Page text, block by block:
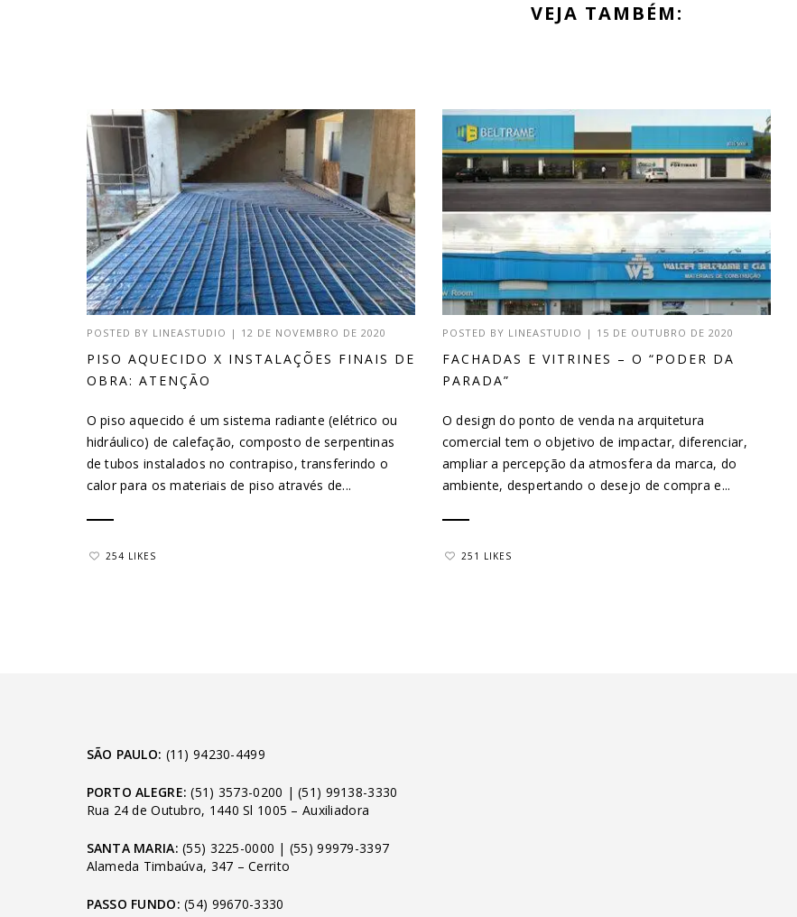
VEJA TAMBÉM:
POSTED BY LINEASTUDIO | 12 DE NOVEMBRO DE 2020
PISO AQUECIDO X INSTALAÇÕES FINAIS DE
OBRA: ATENÇÃO
O piso aquecido é um sistema radiante (elétrico ou
hidráulico) de calefação, composto de serpentinas
de tubos instalados no contrapiso, transferindo o
calor para os materiais de piso através de...
254 LIKES
POSTED BY LINEASTUDIO | 15 DE OUTUBRO DE 2020
FACHADAS E VITRINES – O “PODER DA
PARADA”
O design do ponto de venda na arquitetura
comercial tem o objetivo de impactar, diferenciar,
ampliar a percepção da atmosfera da marca, do
ambiente, despertando o desejo de compra e...
251 LIKES
SÃO PAULO: (11) 94230-4499
PORTO ALEGRE: (51) 3573-0200 |(51) 99138-3330
Rua 24 de Outubro, 1440 Sl 1005 – Auxiliadora
SANTA MARIA: (55) 3225-0000 | (55) 99979-3397
Alameda Timbaúva, 347 – Cerrito
PASSO FUNDO: (54) 99670-3330